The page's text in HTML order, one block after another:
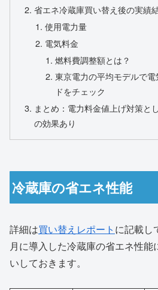
省エネ冷蔵庫買い替え後の実績
使用電力量
電気料金
燃料費調整額とは？
東京電力の平均モデルで
ドをチェック
まとめ：電力料金値上げ対策と
の効果あり
冷蔵庫の省エネ性能
詳細は買い替えレポート に記載し
月に導入した冷蔵庫の省エネ性
いしておきます。